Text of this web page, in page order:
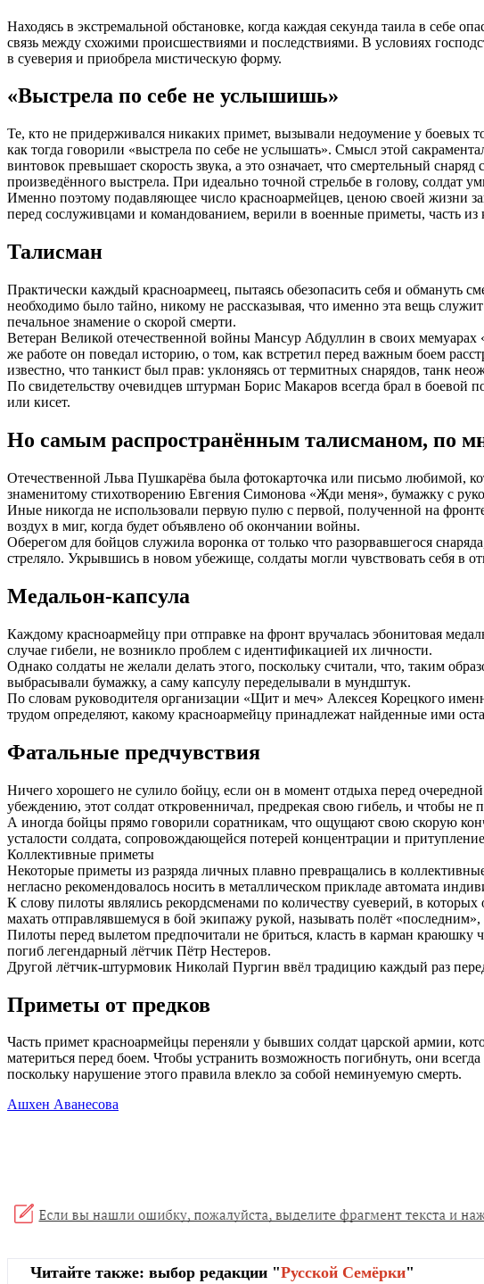
Находясь в экстремальной обстановке, когда каждая секунда таила в себе
связь между схожими происшествиями и последствиями. В условиях
в суеверия и приобрела мистическую форму.
«Выстрела по себе не услышишь»
Те, кто не придерживался никаких примет, вызывали недоумение у боевых
как тогда говорили «выстрела по себе не услышать». Смысл этой
винтовок превышает скорость звука, а это означает, что смертельный
произведённого выстрела. При идеально точной стрельбе в голову, солдат
Именно поэтому подавляющее число красноармейцев, ценою своей жизни
перед сослуживцами и командованием, верили в военные приметы, часть
Талисман
Практически каждый красноармеец, пытаясь обезопасить себя и обмануть
необходимо было тайно, никому не рассказывая, что именно эта вещь
печальное знамение о скорой смерти.
Ветеран Великой отечественной войны Мансур Абдуллин в своих мемуарах
же работе он поведал историю, о том, как встретил перед важным боем
известно, что танкист был прав: уклоняясь от термитных снарядов, танк
По свидетельству очевидцев штурман Борис Макаров всегда брал в боевой
или кисет.
Но самым распространённым талисманом, по
Отечественной Льва Пушкарёва была фотокарточка или письмо любимой,
знаменитому стихотворению Евгения Симонова «Жди меня», бумажку с
Иные никогда не использовали первую пулю с первой, полученной на
воздух в миг, когда будет объявлено об окончании войны.
Оберегом для бойцов служила воронка от только что разорвавшегося
стреляло. Укрывшись в новом убежище, солдаты могли чувствовать себя в
Медальон-капсула
Каждому красноармейцу при отправке на фронт вручалась эбонитовая
случае гибели, не возникло проблем с идентификацией их личности.
Однако солдаты не желали делать этого, поскольку считали, что, таким
выбрасывали бумажку, а саму капсулу переделывали в мундштук.
По словам руководителя организации «Щит и меч» Алексея Корецкого
трудом определяют, какому красноармейцу принадлежат найденные ими
Фатальные предчувствия
Ничего хорошего не сулило бойцу, если он в момент отдыха перед
убеждению, этот солдат откровенничал, предрекая свою гибель, и чтобы
А иногда бойцы прямо говорили соратникам, что ощущают свою скорую
усталости солдата, сопровождающейся потерей концентрации и
Коллективные приметы
Некоторые приметы из разряда личных плавно превращались в
негласно рекомендовалось носить в металлическом прикладе автомата
К слову пилоты являлись рекордсменами по количеству суеверий, в
махать отправлявшемуся в бой экипажу рукой, называть полёт
Пилоты перед вылетом предпочитали не бриться, класть в карман краюшку
погиб легендарный лётчик Пётр Нестеров.
Другой лётчик-штурмовик Николай Пургин ввёл традицию каждый раз
Приметы от предков
Часть примет красноармейцы переняли у бывших солдат царской армии,
материться перед боем. Чтобы устранить возможность погибнуть, они
поскольку нарушение этого правила влекло за собой неминуемую смерть.
Ашхен Аванесова
Читайте также: выбор редакции "Русской Cемёрки"